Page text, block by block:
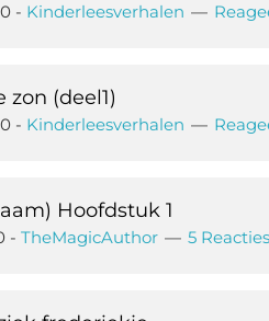
- Kinderleesverhalen
zon (deel1)
- Kinderleesverhalen
Hoofdstuk 1
- TheMagicAuthor 5 Reacties